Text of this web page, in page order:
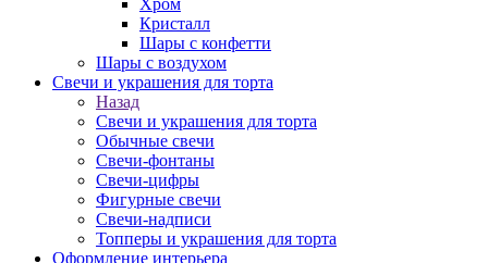
Хром
Кристалл
Шары с конфетти
Шары с воздухом
Свечи и украшения для торта
Назад
Свечи и украшения для торта
Обычные свечи
Свечи-фонтаны
Свечи-цифры
Фигурные свечи
Свечи-надписи
Топперы и украшения для торта
Оформление интерьера